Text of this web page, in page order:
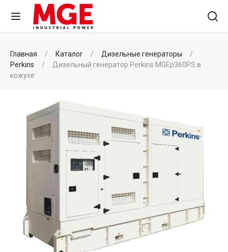
Главная Каталог
Дизельные генераторы
Perkins
Дизельный генератор Perkins MGEp360PS в
кожухе